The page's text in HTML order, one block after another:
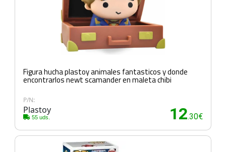
Figura hucha plastoy animales fantasticos y donde
encontrarlos newt scamander en maleta chibi
P/N:
Plastoy
55 uds. 12.30€